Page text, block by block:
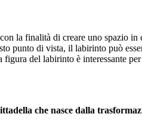
la finalità di creare uno spazio in
punto di vista, il labirinto può
del labirinto è interessante
che nasce dalla